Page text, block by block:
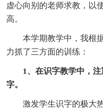
虚心向别的老师求教，以
高。
本学期教学中，我根据
力抓了三方面的训练：
1、在识字教学中，注
字。
激发学生识字的极大热